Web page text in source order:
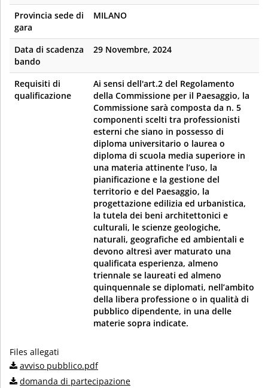
Provincia sede di
gara
MILANO
Data di scadenza
bando
29 Novembre, 2024
Requisiti di
qualificazione
Ai sensi dell'art.2 del Regolamento
della Commissione per il Paesaggio, la
Commissione sarà composta da n. 5
componenti scelti tra professionisti
esterni che siano in possesso di
diploma universitario o laurea o
diploma di scuola media superiore in
una materia attinente l’uso, la
pianificazione e la gestione del
territorio e del Paesaggio, la
progettazione edilizia ed urbanistica,
la tutela dei beni architettonici e
culturali, le scienze geologiche,
naturali, geografiche ed ambientali e
devono altresì aver maturato una
qualificata esperienza, almeno
triennale se laureati ed almeno
quinquennale se diplomati, nell’ambito
della libera professione o in qualità di
pubblico dipendente, in una delle
materie sopra indicate.
Files allegati
avviso pubblico.pdf
domanda di partecipazione